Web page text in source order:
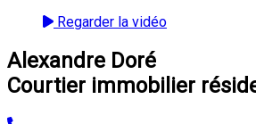
Regarder la vidéo
Alexandre Doré
Courtier immobilier